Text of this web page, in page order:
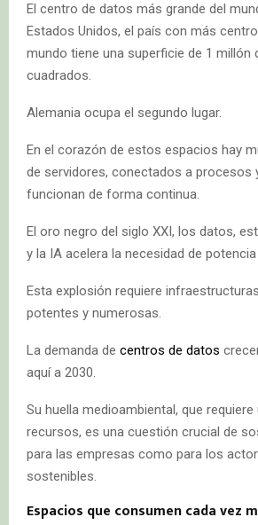
El centro de datos más grande del
Estados Unidos, el país con más
mundo tiene una superficie de 1 millón
cuadrados.
Alemania ocupa el segundo lugar.
En el corazón de estos espacios hay
de servidores, conectados a procesos
funcionan de forma continua.
El oro negro del siglo XXI, los datos,
y la IA acelera la necesidad de
Esta explosión requiere
potentes y numerosas.
La demanda de centros de datos
aquí a 2030.
Su huella medioambiental, que
recursos, es una cuestión crucial de
para las empresas como para los
sostenibles.
Espacios que consumen cada vez